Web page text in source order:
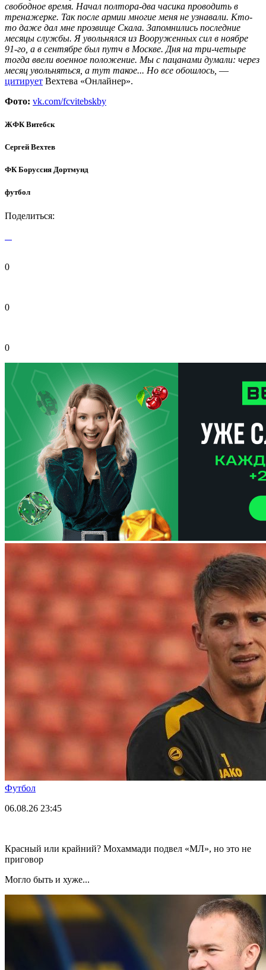
свободное время. Начал полтора-два часика проводить в
тренажерке. Так после армии многие меня не узнавали. Кто-
то даже дал мне прозвище Скала. Запомнились последние
месяцы службы. Я увольнялся из Вооруженных сил в ноябре
91-го, а в сентябре был путч в Москве. Дня на три-четыре
тогда ввели военное положение. Мы с пацанами думали: через
месяц увольняться, а тут такое... Но все обошлось, —
цитирует Вехтева «Онлайнер».
Фото: vk.com/fcvitebskby
ЖФК Витебск
Сергей Вехтев
ФК Боруссия Дортмунд
футбол
Поделиться:
0
0
0
Футбол
06.08.26 23:45
Красный или крайний? Мохаммади подвел «МЛ», но это не
приговор
Могло быть и хуже...